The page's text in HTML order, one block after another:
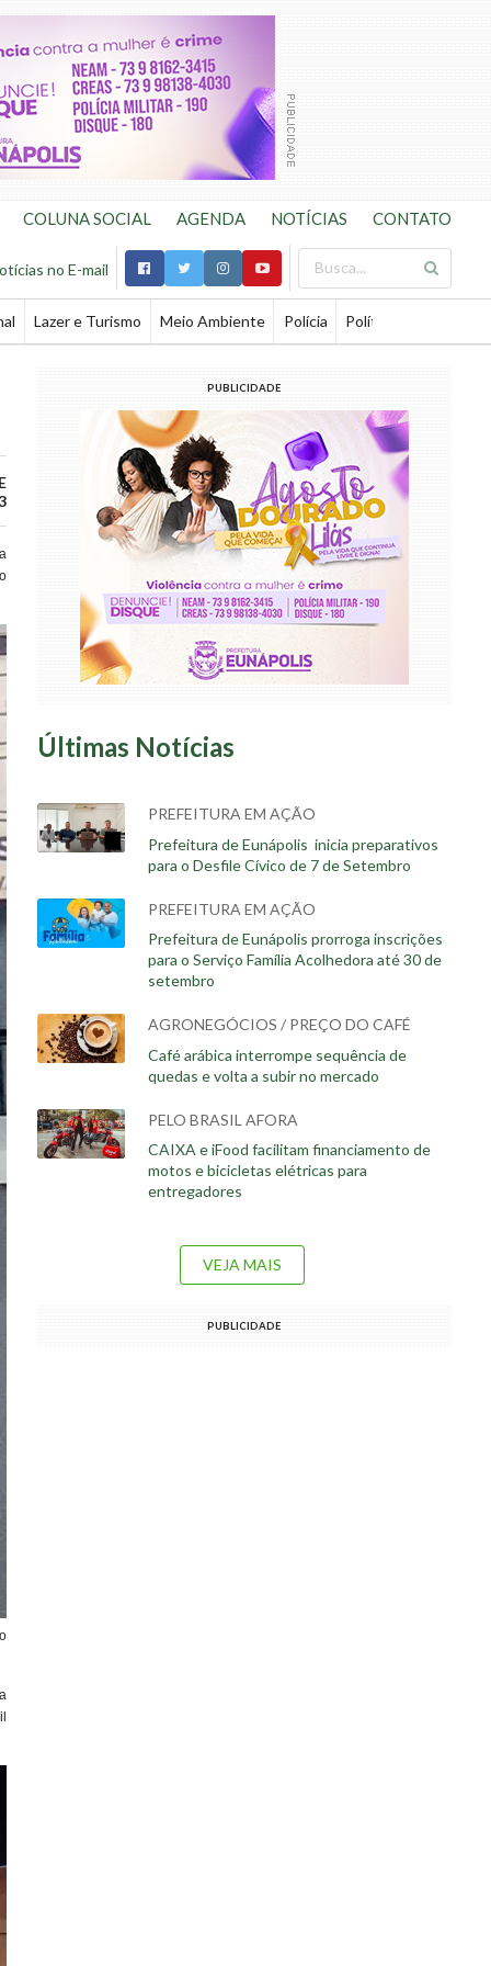
COLUNA SOCIAL AGENDA NOTÍCIAS CONTATO
no E-mail
Lazer e Turismo Meio Ambiente Polícia Política
PUBLICIDADE
Últimas Notícias
PREFEITURA EM AÇÃO
Prefeitura de Eunápolis inicia preparativos
para o Desfile Cívico de 7 de Setembro
PREFEITURA EM AÇÃO
Prefeitura de Eunápolis prorroga inscrições
para o Serviço Família Acolhedora até 30 de
setembro
AGRONEGÓCIOS / PREÇO DO CAFÉ
Café arábica interrompe sequência de
quedas e volta a subir no mercado
PELO BRASIL AFORA
CAIXA e iFood facilitam financiamento de
motos e bicicletas elétricas para
entregadores
VEJA MAIS
PUBLICIDADE